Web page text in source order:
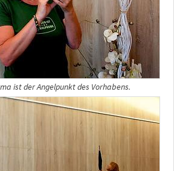
ist der Angelpunkt des Vorhabens.